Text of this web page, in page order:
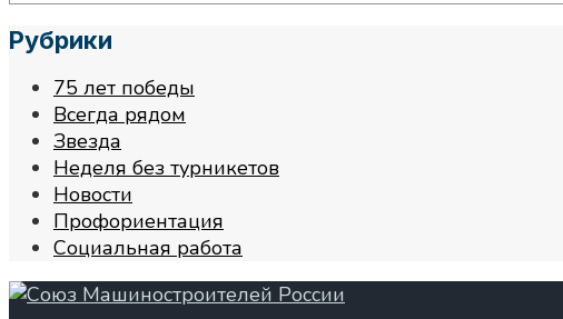
Рубрики
75 лет победы
Всегда рядом
Звезда
Неделя без турникетов
Новости
Профориентация
Социальная работа